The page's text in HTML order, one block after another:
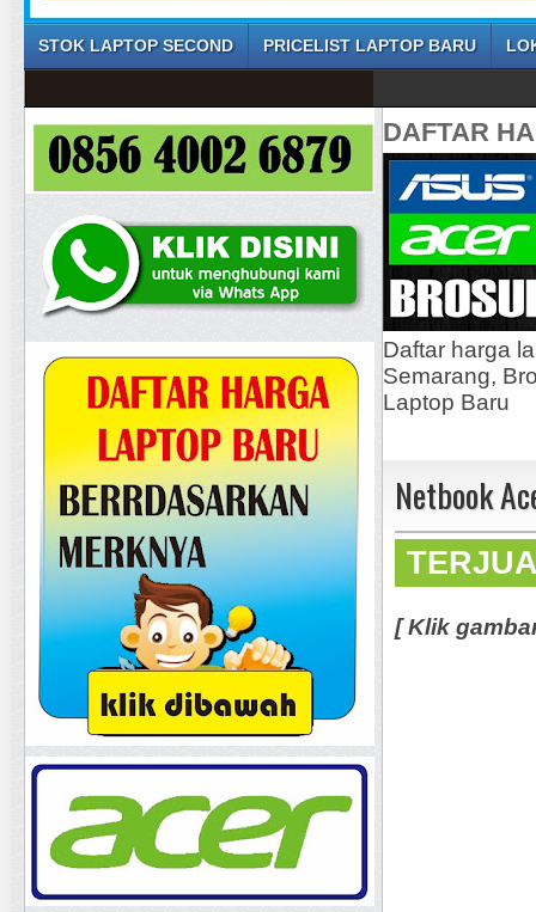
STOK LAPTOP SECOND PRICELIST LAPTOP BARU
DAFTAR
Daftar harga
Semarang,
Laptop Baru
Netbook
[ Klik